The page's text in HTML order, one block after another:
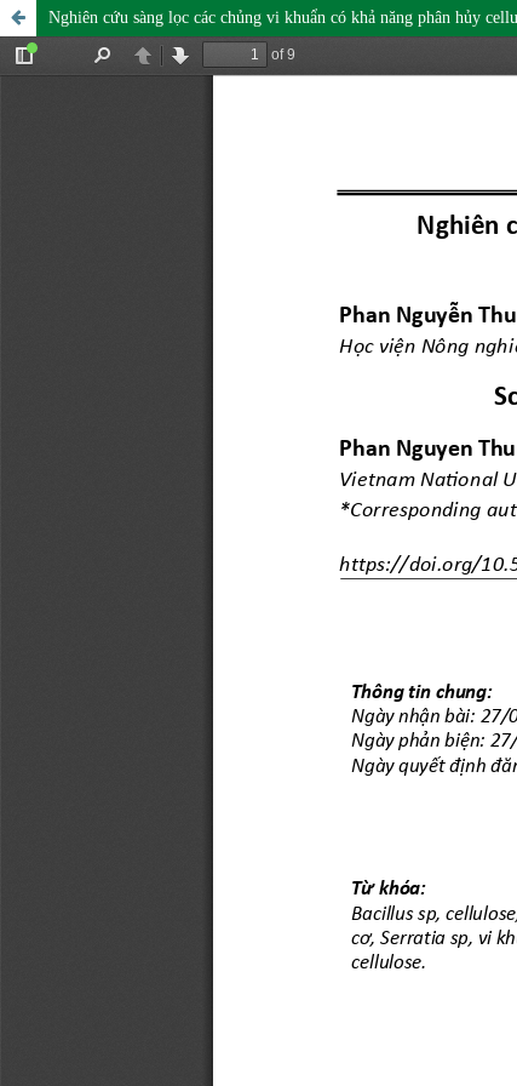
Nghiên cứu sàng lọc các chủng vi khuẩn có khả năng phân hủy